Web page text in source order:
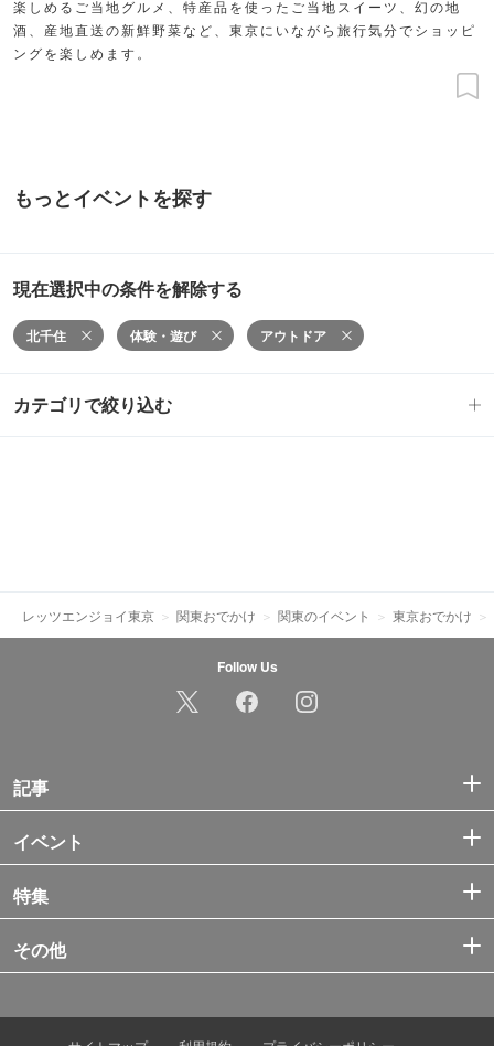
楽しめるご当地グルメ、特産品を使ったご当地スイーツ、幻の地
酒、産地直送の新鮮野菜など、東京にいながら旅行気分でショッピ
ングを楽しめます。
もっとイベントを探す
現在選択中の条件を解除する
北千住 体験・遊び アウトドア
カテゴリで絞り込む
レッツエンジョイ東京 関東おでかけ 関東のイベント 東京おでかけ
Follow Us
記事
イベント
特集
その他